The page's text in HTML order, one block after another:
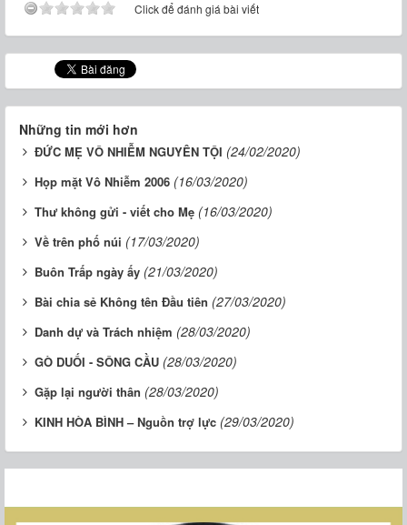
Click để đánh giá bài viết
Những tin mới hơn
ĐỨC MẸ VÔ NHIỄM NGUYÊN TỘI (24/02/2020)
Họp mặt Vô Nhiễm 2006 (16/03/2020)
Thư không gửi - viết cho Mẹ (16/03/2020)
Về trên phố núi (17/03/2020)
Buôn Trấp ngày ấy (21/03/2020)
Bài chia sẻ Không tên Đầu tiên (27/03/2020)
Danh dự và Trách nhiệm (28/03/2020)
GÒ DUỐI - SÔNG CẦU (28/03/2020)
Gặp lại người thân (28/03/2020)
KINH HÒA BÌNH – Nguồn trợ lực (29/03/2020)